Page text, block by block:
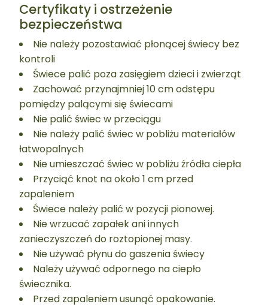
Certyfikaty i ostrzeżenie
bezpieczeństwa
Nie należy pozostawiać płonącej świecy bez
kontroli
Świece palić poza zasięgiem dzieci i zwierząt
Zachować przynajmniej 10 cm odstępu
pomiędzy palącymi się świecami
Nie palić świec w przeciągu
Nie należy palić świec w pobliżu materiałów
łatwopalnych
Nie umieszczać świec w pobliżu źródła ciepła
Przyciąć knot na około 1 cm przed
zapaleniem
Świece należy palić w pozycji pionowej.
Nie wrzucać zapałek ani innych
zanieczyszczeń do roztopionej masy.
Nie używać płynu do gaszenia świecy
Należy używać odpornego na ciepło
świecznika.
Przed zapaleniem usunąć opakowanie.